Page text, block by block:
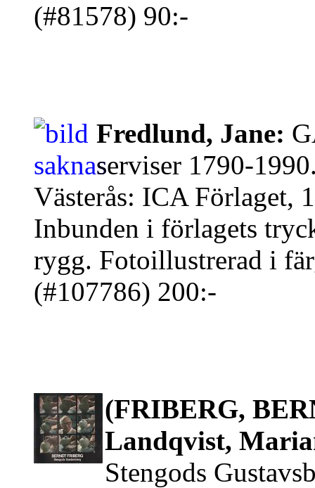
(#81578) 90:-
Fredlund, Jane:
serviser 1790-
Västerås: ICA Förlaget,
Inbunden i förlagets
rygg. Fotoillustrerad i
(#107786) 200:-
(FRIBERG,
Landqvist,
Stengods